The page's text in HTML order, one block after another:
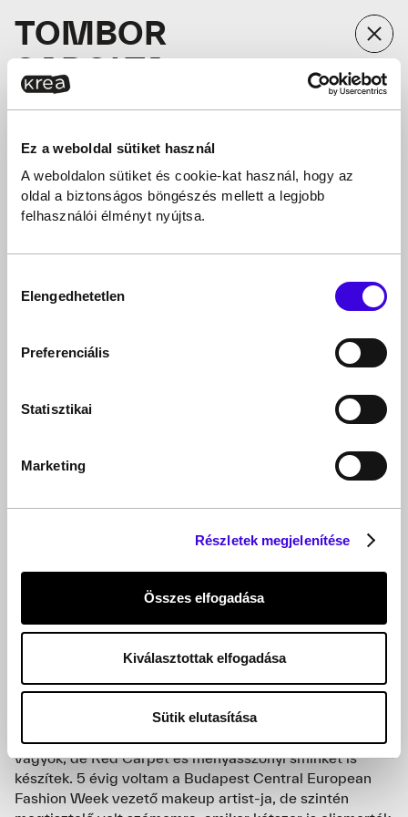
Ez a weboldal sütiket használ
A weboldalon sütiket és cookie-kat használ, hogy az
oldal a biztonságos böngészés mellett a legjobb
felhasználói élményt nyújtsa.
kiválasztása
Elengedhetetlen
Preferenciális
Statisztikai
Marketing
Részletek megjelenítése
Összes elfogadása
Kiválasztottak elfogadása
Sütik elutasítása
TOMBOR
SAROLTA
national makeup artist
national makeup artist
1990-óta vagyok a szakmában, amit kozmetikusként
Ugyanebben az évben a Lancome-nál kezdtem el
vettem részt, és a márka national makeup artist-ja
lettem, amit azóta is képviselek. Volt szerencsém olyan
Faruggia, Gucci Westman és Lisa Edridge. Ők mind a
hárman jelentősen formálták a stílusom és technikai
tudásom. Szakmai karrierem elég sokrétű, mivel
mindent csinálok, amit egy sminkes szokott: képviselek
egy márkát, filmek, reklámfilmek és divatbemutatók,
címlap és editorial fotózások vezető sminkmestere
vagyok, de Red Carpet és menyasszonyi sminket is
készítek. 5 évig voltam a Budapest Central European
Fashion Week vezető makeup artist-ja, de szintén